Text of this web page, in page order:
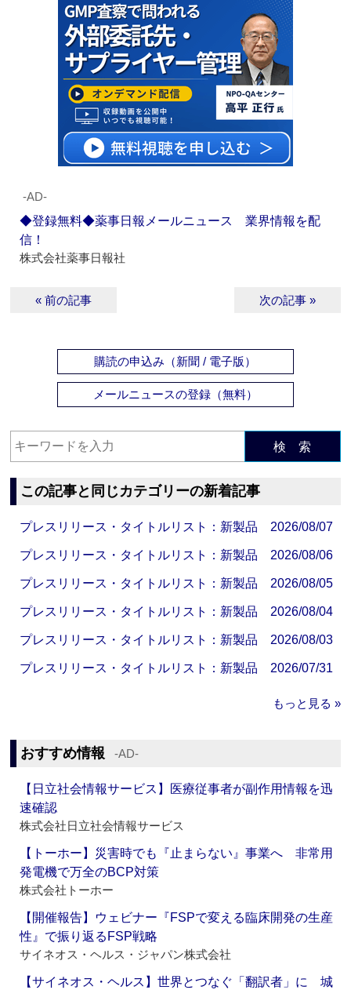
‐AD‐
◆登録無料◆薬事日報メールニュース 業界情報を配
信！
株式会社薬事日報社
« 前の記事 次の記事 »
購読の申込み（新聞 / 電子版）
メールニュースの登録（無料）
検 索
この記事と同じカテゴリーの新着記事
プレスリリース・タイトルリスト：新製品 2026/08/07
プレスリリース・タイトルリスト：新製品 2026/08/06
プレスリリース・タイトルリスト：新製品 2026/08/05
プレスリリース・タイトルリスト：新製品 2026/08/04
プレスリリース・タイトルリスト：新製品 2026/08/03
プレスリリース・タイトルリスト：新製品 2026/07/31
もっと見る »
おすすめ情報 ‐AD‐
【日立社会情報サービス】医療従事者が副作用情報を迅
速確認
株式会社日立社会情報サービス
【トーホー】災害時でも『止まらない』事業へ 非常用
発電機で万全のBCP対策
株式会社トーホー
【開催報告】ウェビナー『FSPで変える臨床開発の生産
性』で振り返るFSP戦略
サイネオス・ヘルス・ジャパン株式会社
【サイネオス・ヘルス】世界とつなぐ「翻訳者」に 城